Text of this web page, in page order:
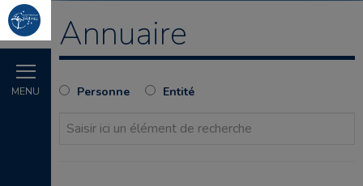
MENU
Annuaire
Personne Entité